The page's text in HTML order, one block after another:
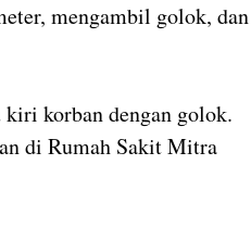
mengambil golok, dan
korban dengan golok.
di Rumah Sakit Mitra